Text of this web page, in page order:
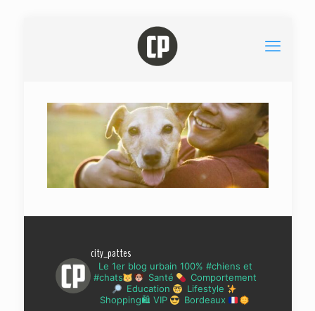
city_pattes
Le 1er blog urbain 100% #chiens et
#chats
Santé
Comportement
Education
Lifestyle
Shopping🛍 VIP
Bordeaux